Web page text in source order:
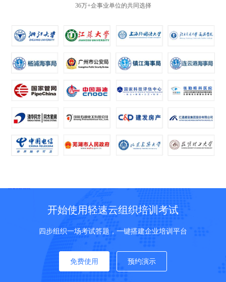
36万+企事业单位的共同选择
开始使用轻速云组织培训考试
四步组织一场考试答题，一键搭建企业培训平台
免费使用 预约演示